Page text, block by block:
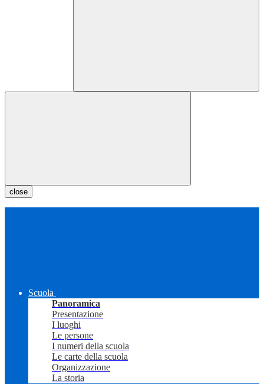
close
Scuola
Panoramica
Presentazione
I luoghi
Le persone
I numeri della scuola
Le carte della scuola
Organizzazione
La storia